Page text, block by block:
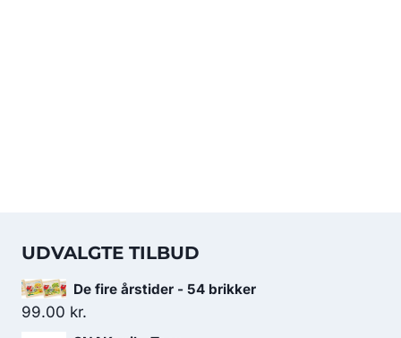
UDVALGTE TILBUD
De fire årstider - 54 brikker
99.00 kr.